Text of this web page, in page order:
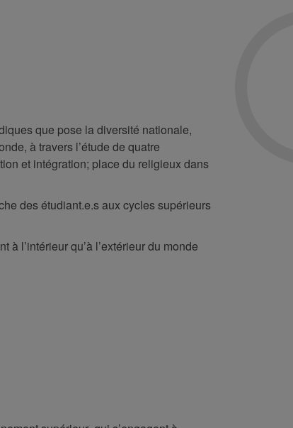
que pose la diversité nationale,
à travers l’étude de quatre
et intégration; place du religieux dans
des étudiant.e.s aux cycles supérieurs
l’intérieur qu’à l’extérieur du monde